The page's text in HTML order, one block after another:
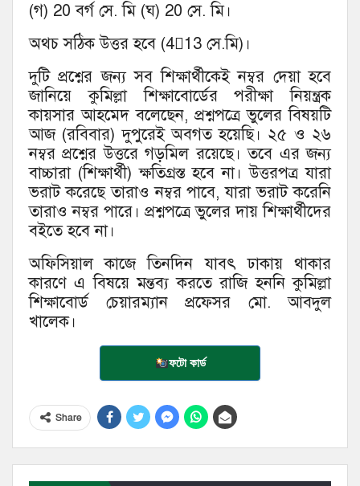
(গ) 20 বর্গ সে. মি (ঘ) 20 সে. মি।
অথচ সঠিক উত্তর হবে (413 সে.মি)।
দুটি প্রশ্নের জন্য সব শিক্ষার্থীকেই নম্বর দেয়া হবে
জানিয়ে কুমিল্লা শিক্ষাবোর্ডের পরীক্ষা নিয়ন্ত্রক
কায়সার আহমেদ বলেছেন, প্রশ্নপত্রে ভুলের বিষয়টি
আজ (রবিবার) দুপুরেই অবগত হয়েছি। ২৫ ও ২৬
নম্বর প্রশ্নের উত্তরে গড়মিল রয়েছে। তবে এর জন্য
বাচ্চারা (শিক্ষার্থী) ক্ষতিগ্রস্ত হবে না। উত্তরপত্র যারা
ভরাট করেছে তারাও নম্বর পাবে, যারা ভরাট করেনি
তারাও নম্বর পারে। প্রশ্নপত্রে ভুলের দায় শিক্ষার্থীদের
বইতে হবে না।
অফিসিয়াল কাজে তিনদিন যাবৎ ঢাকায় থাকার
কারণে এ বিষয়ে মন্তব্য করতে রাজি হননি কুমিল্লা
শিক্ষাবোর্ড চেয়ারম্যান প্রফেসর মো. আবদুল
খালেক।
ফটো কার্ড
Share